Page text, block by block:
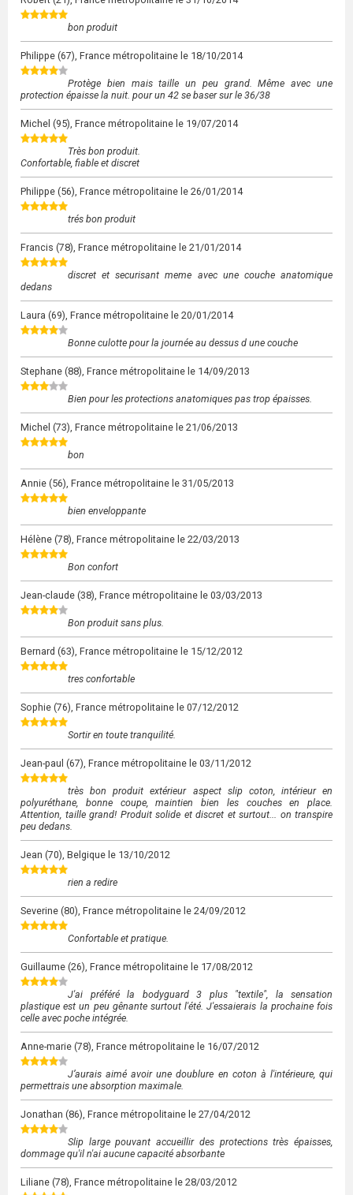
bon produit
Philippe (67), France métropolitaine le 18/10/2014
Protège bien mais taille un peu grand. Même avec une
protection épaisse la nuit. pour un 42 se baser sur le 36/38
Michel (95), France métropolitaine le 19/07/2014
Très bon produit.
Confortable, fiable et discret
Philippe (56), France métropolitaine le 26/01/2014
trés bon produit
Francis (78), France métropolitaine le 21/01/2014
discret et securisant meme avec une couche anatomique
dedans
Laura (69), France métropolitaine le 20/01/2014
Bonne culotte pour la journée au dessus d une couche
Stephane (88), France métropolitaine le 14/09/2013
Bien pour les protections anatomiques pas trop épaisses.
Michel (73), France métropolitaine le 21/06/2013
bon
Annie (56), France métropolitaine le 31/05/2013
bien enveloppante
Hélène (78), France métropolitaine le 22/03/2013
Bon confort
Jean-claude (38), France métropolitaine le 03/03/2013
Bon produit sans plus.
Bernard (63), France métropolitaine le 15/12/2012
tres confortable
Sophie (76), France métropolitaine le 07/12/2012
Sortir en toute tranquilité.
Jean-paul (67), France métropolitaine le 03/11/2012
très bon produit extérieur aspect slip coton, intérieur en
polyuréthane, bonne coupe, maintien bien les couches en place.
Attention, taille grand! Produit solide et discret et surtout... on transpire
peu dedans.
Jean (70), Belgique le 13/10/2012
rien a redire
Severine (80), France métropolitaine le 24/09/2012
Confortable et pratique.
Guillaume (26), France métropolitaine le 17/08/2012
J'ai préféré la bodyguard 3 plus "textile", la sensation
plastique est un peu gênante surtout l'été. J'essaierais la prochaine fois
celle avec poche intégrée.
Anne-marie (78), France métropolitaine le 16/07/2012
J’aurais aimé avoir une doublure en coton à l'intérieure, qui
permettrais une absorption maximale.
Jonathan (86), France métropolitaine le 27/04/2012
Slip large pouvant accueillir des protections très épaisses,
dommage qu'il n'ai aucune capacité absorbante
Liliane (78), France métropolitaine le 28/03/2012